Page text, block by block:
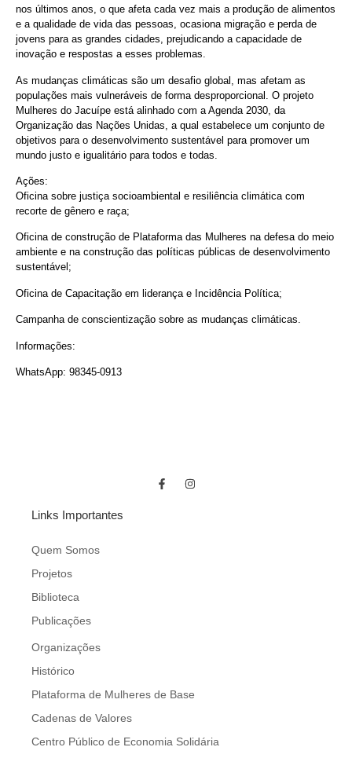
nos últimos anos, o que afeta cada vez mais a produção de alimentos
e a qualidade de vida das pessoas, ocasiona migração e perda de
jovens para as grandes cidades, prejudicando a capacidade de
inovação e respostas a esses problemas.
As mudanças climáticas são um desafio global, mas afetam as
populações mais vulneráveis de forma desproporcional. O projeto
Mulheres do Jacuípe está alinhado com a Agenda 2030, da
Organização das Nações Unidas, a qual estabelece um conjunto de
objetivos para o desenvolvimento sustentável para promover um
mundo justo e igualitário para todos e todas.
Ações:
Oficina sobre justiça socioambiental e resiliência climática com
recorte de gênero e raça;
Oficina de construção de Plataforma das Mulheres na defesa do meio
ambiente e na construção das políticas públicas de desenvolvimento
sustentável;
Oficina de Capacitação em liderança e Incidência Política;
Campanha de conscientização sobre as mudanças climáticas.
Informações:
WhatsApp: 98345-0913
Links Importantes
Quem Somos
Projetos
Biblioteca
Publicações
Organizações
Histórico
Plataforma de Mulheres de Base
Cadenas de Valores
Centro Público de Economia Solidária